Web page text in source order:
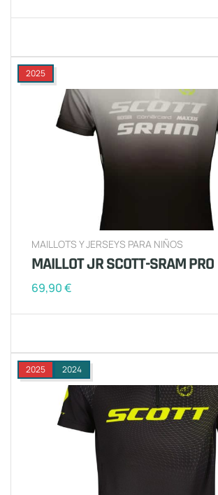
2025
MAILLOTS Y JERSEYS PARA NIÑOS
MAILLOT JR SCOTT-SRAM PRO
69,90€
2025 2024